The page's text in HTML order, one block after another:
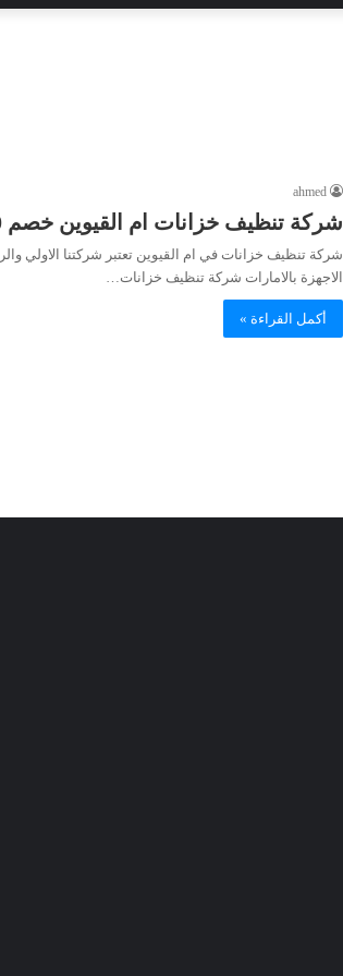
ahmed
شركة تنظيف خزانات ام القيوين خصم 40%
شركة تنظيف خزانات في ام القيوين تعتبر شركتنا الاولي
الاجهزة بالامارات شركة تنظيف خزانات…
أكمل القراءة »